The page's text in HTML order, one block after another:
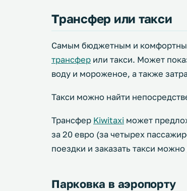
Трансфер или такси
Самым бюджетным и
трансфер или такси. Может
воду и мороженое, а также
Такси можно найти
Трансфер Kiwitaxi может
за 20 евро (за четырех
поездки и заказать такси можно
Парковка в аэропорту